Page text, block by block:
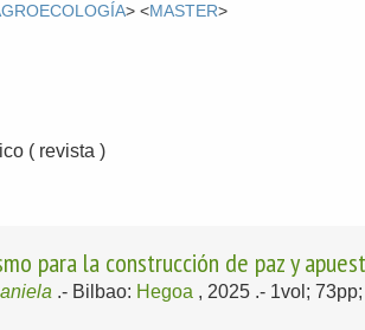
> <MASTER>
( revista )
para la construcción de paz y
.- Bilbao: Hegoa , 2025 .- 1vol;